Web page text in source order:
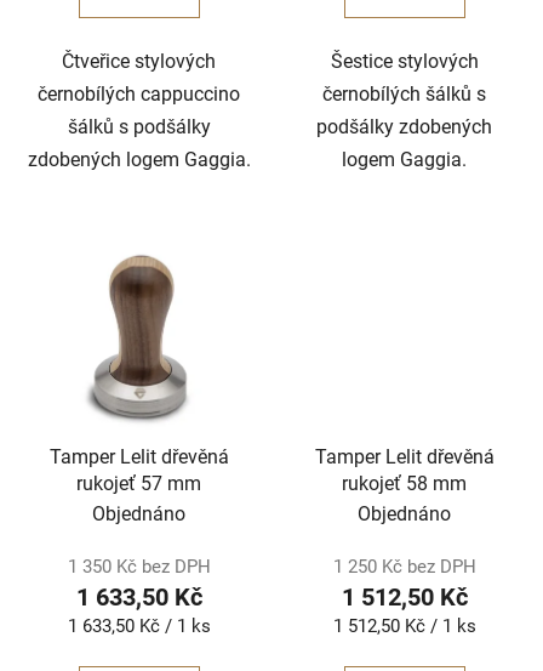
Čtveřice stylových
černobílých cappuccino
šálků s podšálky
zdobených logem Gaggia.
Šestice stylových
černobílých šálků s
podšálky zdobených
logem Gaggia.
Tamper Lelit dřevěná
rukojeť 57 mm
Objednáno
1 350 Kč bez DPH
1 633,50 Kč
Měrná
1 633,50 Kč / 1 ks
Tamper Lelit dřevěná
rukojeť 58 mm
Objednáno
1 250 Kč bez DPH
1 512,50 Kč
Měrná
1 512,50 Kč / 1 ks